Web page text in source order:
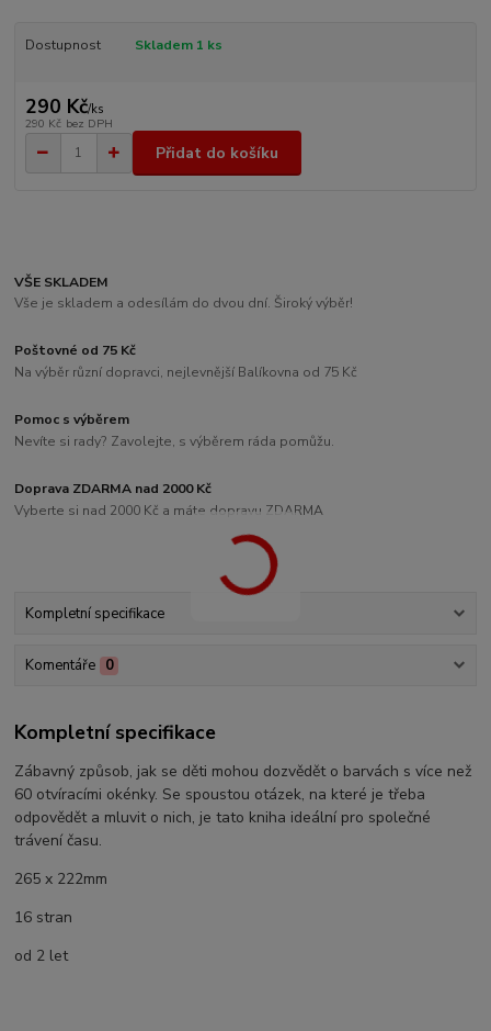
Dostupnost Skladem 1 ks
290 Kč/ks
290 Kč bez DPH
Přidat do košíku
VŠE SKLADEM
Vše je skladem a odesílám do dvou dní. Široký výběr!
Poštovné od 75 Kč
Na výběr různí dopravci, nejlevnější Balíkovna od 75 Kč
Pomoc s výběrem
Nevíte si rady? Zavolejte, s výběrem ráda pomůžu.
Doprava ZDARMA nad 2000 Kč
Vyberte si nad 2000 Kč a máte dopravu ZDARMA
Kompletní specifikace
Komentáře 0
Kompletní specifikace
Zábavný způsob, jak se děti mohou dozvědět o barvách s více než
60 otvíracími okénky. Se spoustou otázek, na které je třeba
odpovědět a mluvit o nich, je tato kniha ideální pro společné
trávení času.
265 x 222mm
16 stran
od 2 let